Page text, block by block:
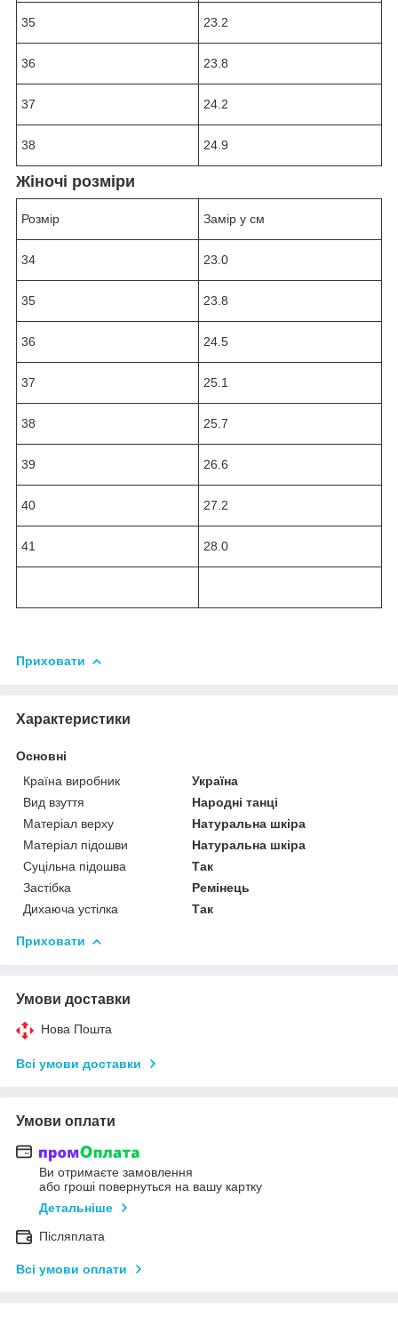
35 23.2
36 23.8
37 24.2
38 24.9
Жіночі розміри
Розмір Замір у см
34 23.0
35 23.8
36 24.5
37 25.1
38 25.7
39 26.6
40 27.2
41 28.0
Приховати
Характеристики
Основні
Країна виробник
Україна
Вид взуття
Народні танці
Матеріал верху
Натуральна шкіра
Матеріал підошви
Натуральна шкіра
Суцільна підошва
Так
Застібка
Ремінець
Дихаюча устілка
Так
Приховати
Умови доставки
Нова Пошта
Всі умови доставки
Умови оплати
Ви отримаєте замовлення
або гроші повернуться на вашу картку
Детальніше
Післяплата
Всі умови оплати